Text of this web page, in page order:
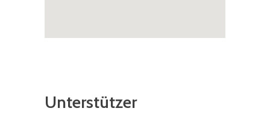
Unterstützer